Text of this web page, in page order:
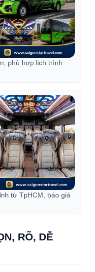
phù hợp lịch trình
từ TpHCM, báo giá
RÕ, DỄ